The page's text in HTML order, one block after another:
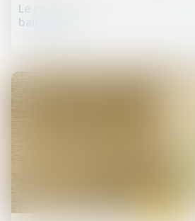
Le recours à l'acte notarié pour
bail locatif